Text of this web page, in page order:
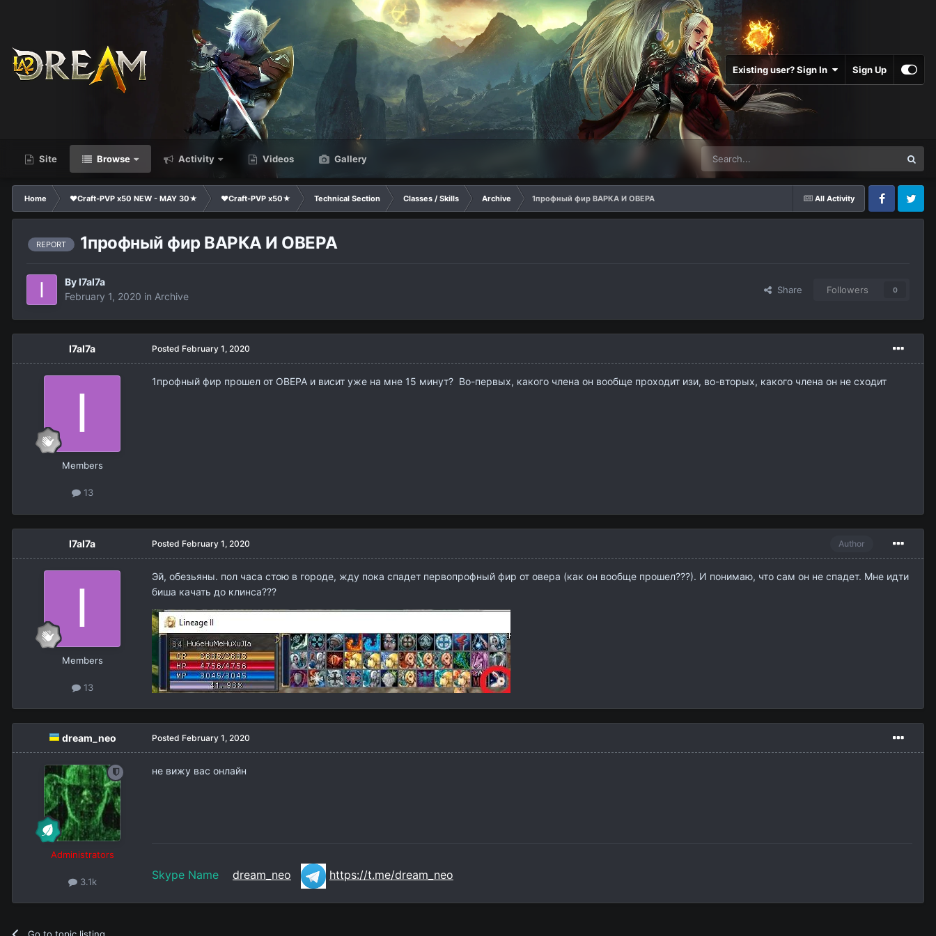
Existing user? Sign In Sign Up
Site Browse Activity Videos Gallery
All Activity
Home ❤Craft-PVP x50 NEW - MAY 30★ ❤Craft-PVP x50★ Technical Section Classes / Skills Archive
1профный фир ВАРКА И ОВЕРА
FacebookTwitter
REPORT 1профный фир ВАРКА И ОВЕРА
By I7aI7a
February 1, 2020 in Archive
Share Followers 0
I7aI7a
Members
13
Posted February 1, 2020
1профный фир прошел от ОВЕРА и висит уже на мне 15 минут? Во-первых, какого члена он вообще проходит изи, во-вторых, какого члена он не сходит
I7aI7a
Members
13
Author
Posted February 1, 2020
Эй, обезьяны. пол часа стою в городе, жду пока спадет первопрофный фир от овера (как он вообще прошел???). И понимаю, что сам он не спадет. Мне идти
биша качать до клинса???
dream_neo
Administrators
3.1k
Posted February 1, 2020
не вижу вас онлайн
Skype Name dream_neo https://t.me/dream_neo